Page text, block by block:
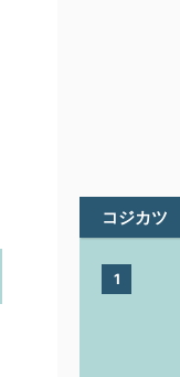
コジカツ
1